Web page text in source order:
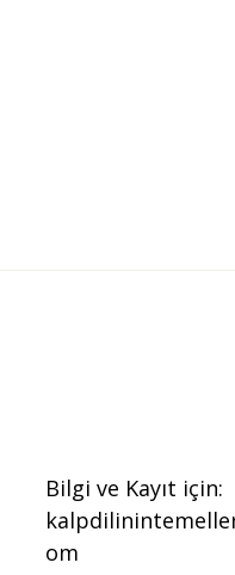
Bilgi ve Kayıt için:
om